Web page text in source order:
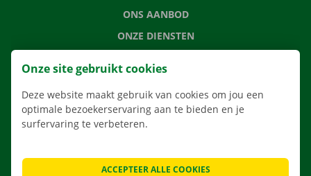
ONS AANBOD
ONZE DIENSTEN
VERHUISOPLOSSINGEN
CONTACTEER ONS
Onze site gebruikt cookies
Deze website maakt gebruik van cookies om jou een
optimale bezoekerservaring aan te bieden en je
surfervaring te verbeteren.
ACCEPTEER ALLE COOKIES